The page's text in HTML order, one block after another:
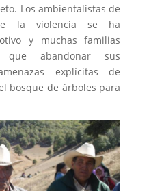
Los ambientalistas de
la violencia se ha
y muchas familias
abandonar sus
explícitas de
bosque de árboles para